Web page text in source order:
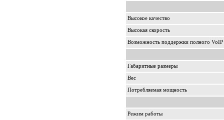
Высокое качество
Высокая скорость
Возможность поддержки полного VoIP
Габаритные размеры
Вес
Потребляемая мощность
Режим работы